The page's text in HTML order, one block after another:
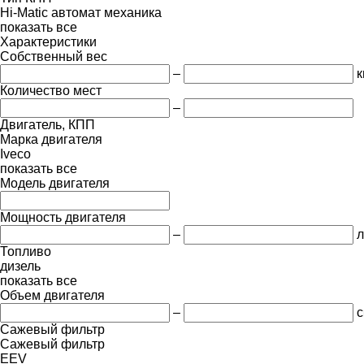
Hi-Matic автомат механика
показать все
Характеристики
Собственный вес
–
Количество мест
–
Двигатель, КПП
Марка двигателя
Iveco
показать все
Модель двигателя
Мощность двигателя
–
Топливо
дизель
показать все
Объем двигателя
–
Сажевый фильтр
Сажевый фильтр
EEV